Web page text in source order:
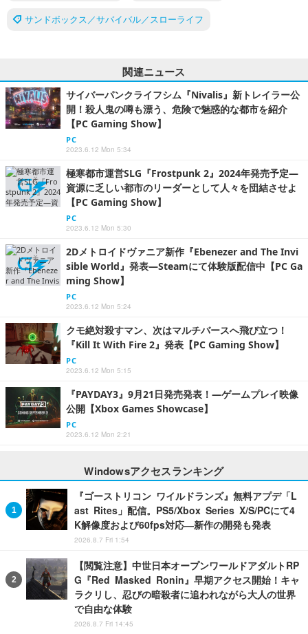
サンドボックス／サバイバル／スローライフ
関連ニュース
サイバーパンクライフシム『Nivalis』新トレイラー公
開！殺人鬼の噂も漂う、危険で魅惑的な都市を紹介
【PC Gaming Show】
PC
2023.6.12 Mon 5:34
極寒都市運営SLG『Frostpunk 2』2024年発売予定―
資源に乏しい都市のリーダーとして人々を団結させよ
【PC Gaming Show】
PC
2023.6.12 Mon 5:30
2Dメトロイドヴァニア新作『Ebenezer and The Invi
sible World』発表―Steamにて体験版配信中【PC Ga
ming Show】
PC
2023.6.12 Mon 5:24
クモ絶対殺すマン、次はマルチバースへ飛び立つ！
『Kill It With Fire 2』発表【PC Gaming Show】
PC
2023.6.12 Mon 5:15
『PAYDAY3』9月21日発売発表！―ゲームプレイ映像
公開【Xbox Games Showcase】
PC
2023.6.12 Mon 2:21
Windowsアクセスランキング
『ゴーストリコン ワイルドランズ』無料アプデ「L
ast Rites」配信。PS5/Xbox Series X/S/PCにて4
K解像度および60fps対応―新作の開発も発表
2026.8.7 Fri 1:54
【閲覧注意】中世日本オープンワールドアダルトRP
G『Red Masked Ronin』早期アクセス開始！キャ
ラクリし、忍びの暗殺者に追われながら大人の世界
で自由な体験
2026.8.7 Fri 14:45